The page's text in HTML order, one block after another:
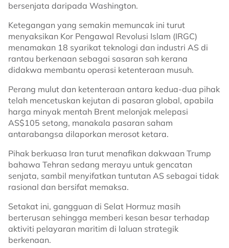
bersenjata daripada Washington.
Ketegangan yang semakin memuncak ini turut
menyaksikan Kor Pengawal Revolusi Islam (IRGC)
menamakan 18 syarikat teknologi dan industri AS di
rantau berkenaan sebagai sasaran sah kerana
didakwa membantu operasi ketenteraan musuh.
Perang mulut dan ketenteraan antara kedua-dua pihak
telah mencetuskan kejutan di pasaran global, apabila
harga minyak mentah Brent melonjak melepasi
AS$105 setong, manakala pasaran saham
antarabangsa dilaporkan merosot ketara.
Pihak berkuasa Iran turut menafikan dakwaan Trump
bahawa Tehran sedang merayu untuk gencatan
senjata, sambil menyifatkan tuntutan AS sebagai tidak
rasional dan bersifat memaksa.
Setakat ini, gangguan di Selat Hormuz masih
berterusan sehingga memberi kesan besar terhadap
aktiviti pelayaran maritim di laluan strategik
berkenaan.